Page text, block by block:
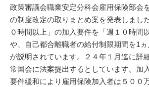
政策審議会職業安定分科会雇用保険部会
の制度改定の取りまとめ案を発表しまし
０時間以上」の加入要件を「週１０時間
や、自己都合離職者の給付制限期間を1
が説明されています。２４年１月迄に詳
常国会に法案提出するとしています。加
要件緩和により雇用保険加入者は５００